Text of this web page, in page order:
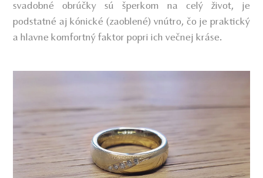
svadobné obrúčky sú šperkom na celý život, je
podstatné aj kónické (zaoblené) vnútro, čo je praktický
a hlavne komfortný faktor popri ich večnej kráse.